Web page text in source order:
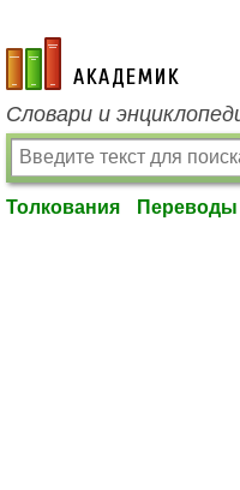
academic.ru
Словари и
Толкования Переводы